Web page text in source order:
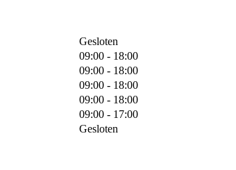
Gesloten
09:00 - 18:00
09:00 - 18:00
09:00 - 18:00
09:00 - 18:00
09:00 - 17:00
Gesloten